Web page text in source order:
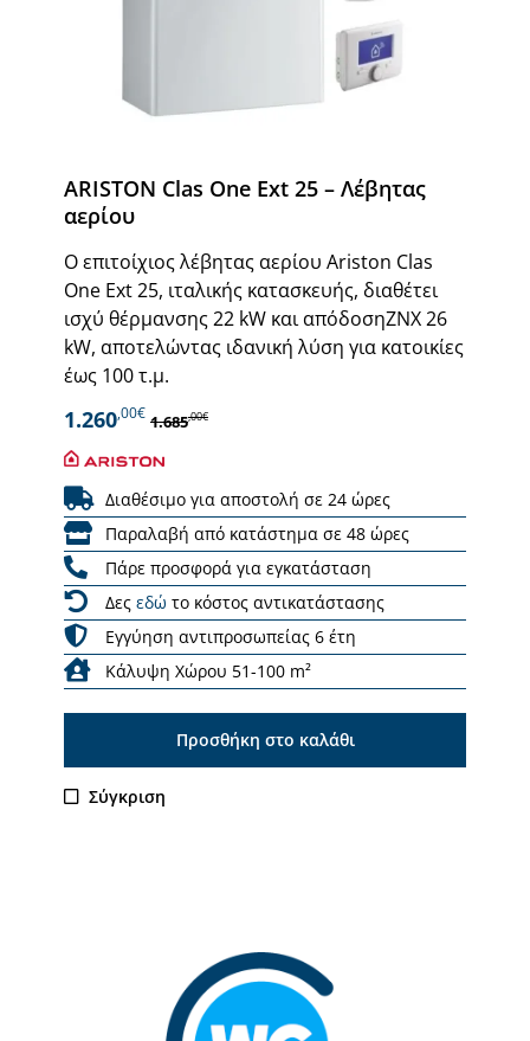
ARISTON Clas One Ext 25 – Λέβητας
αερίου
Ο επιτοίχιος λέβητας αερίου Ariston Clas
One Ext 25, ιταλικής κατασκευής, διαθέτει
ισχύ θέρμανσης 22 kW και απόδοσηΖΝΧ 26
kW, αποτελώντας ιδανική λύση για κατοικίες
έως 100 τ.μ.
1.260,00€ 1.685,00€
Διαθέσιμο για αποστολή σε 24 ώρες
Παραλαβή από κατάστημα σε 48 ώρες
Πάρε προσφορά για εγκατάσταση
Δες εδώ το κόστος αντικατάστασης
Εγγύηση αντιπροσωπείας 6 έτη
Κάλυψη Χώρου 51-100 m²
Προσθήκη στο καλάθι
Σύγκριση